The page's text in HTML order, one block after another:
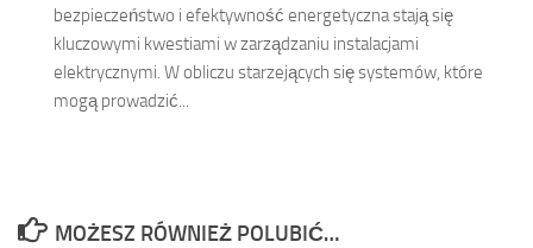
bezpieczeństwo i efektywność energetyczna stają się
kluczowymi kwestiami w zarządzaniu instalacjami
elektrycznymi. W obliczu starzejących się systemów, które
mogą prowadzić...
MOŻESZ RÓWNIEŻ POLUBIĆ…